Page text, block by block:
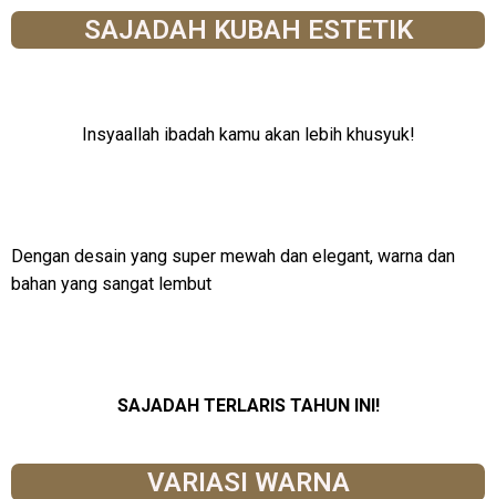
SAJADAH KUBAH ESTETIK
Insyaallah ibadah kamu akan lebih khusyuk!
Dengan desain yang super mewah dan elegant, warna dan
bahan yang sangat lembut
SAJADAH TERLARIS TAHUN INI!
VARIASI WARNA